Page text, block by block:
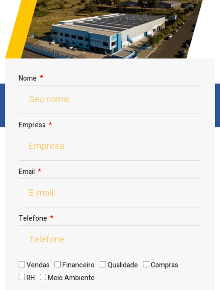
Preencha o formulário
Nome
Empresa
Email
Telefone
Vendas Financeiro Qualidade
Compras
RH
Meio Ambiente